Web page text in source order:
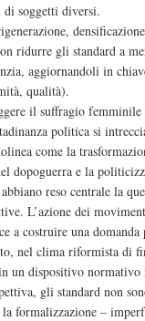
di soggetti diversi.
ridurre gli standard a
aggiornandoli in
qualità).
il suffragio femminile
politica si
come la
dopoguerra e la
reso centrale la
L’azione dei
a costruire una domanda
nel clima riformista di
un dispositivo
gli standard non
formalizzazione –